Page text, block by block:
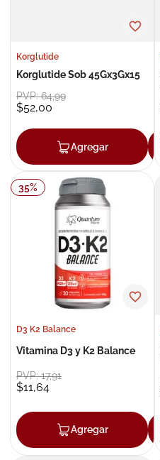
Korglutide
Korglutide Sob 45Gx3Gx15
PVP:64,99
$52,00
Agregar
35%
D3 K2 Balance
Vitamina D3 y K2 Balance
PVP:17,91
$11,64
Agregar